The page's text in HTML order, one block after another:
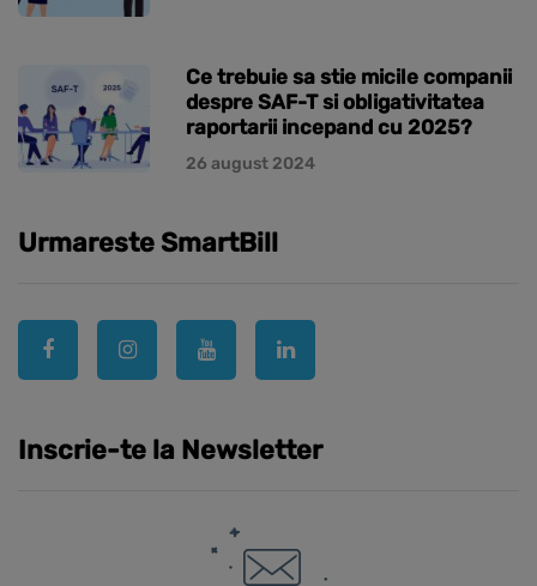
Ce trebuie sa stie micile companii
despre SAF-T si obligativitatea
raportarii incepand cu 2025?
26 august 2024
Urmareste SmartBill
Inscrie-te la Newsletter